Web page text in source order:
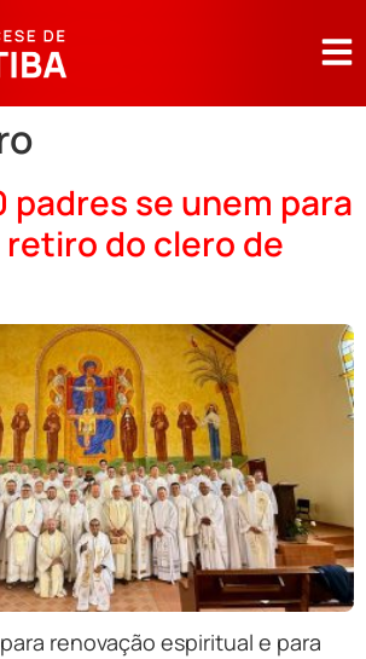
padres se unem para
do clero de
renovação espiritual e para